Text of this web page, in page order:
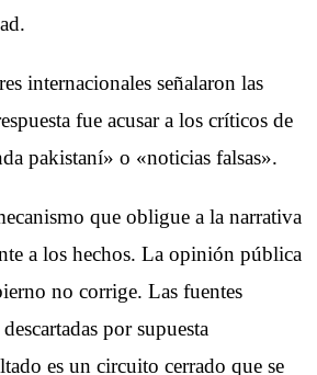
internacionales señalaron las
fue acusar a los críticos de
pakistaní» o «noticias falsas».
que obligue a la narrativa
a los hechos. La opinión pública
no corrige. Las fuentes
por supuesta
es un circuito cerrado que se